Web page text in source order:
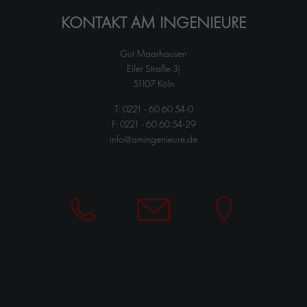
Drop us a line
Aenean commodo ligula eget dolor. Aenean massa. Cum sociis
natoque penatibus et magnis dis parturient montes, nascetur
ridiculus mus. Donec quam felis, ultricies nec.
KONTAKT AM INGENIEURE
Gut Maarhausen
Eiler Straße 3j
51107 Köln
T: 0221 - 60 60 54-0
F: 0221 - 60 60 54-29
info@amingenieure.de